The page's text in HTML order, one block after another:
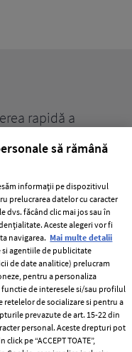
rapidă a
si conditii
de
de cookies
să rămână
informații pe dispozitivul
prelucrarea datelor cu caracter
dvs. făcând clic mai jos sau în
Aceste alegeri vor fi
navigarea. Mai multe detalii
si agentiile de publicitate
de date analitice) prelucram
pentru a personaliza
de interesele si/sau profilul
de socializare si pentru a
prevazute de art. 15-22 din
personal. Aceste drepturi pot
click pe “ACCEPT TOATE”,